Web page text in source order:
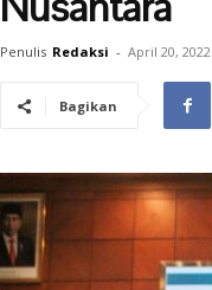
Penulis Redaksi - April 20, 2022
Bagikan